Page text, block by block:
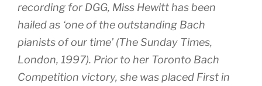
recording for DGG, Miss Hewitt has been
hailed as ‘one of the outstanding Bach
pianists of our time’ (The Sunday Times,
London, 1997). Prior to her Toronto Bach
Competition victory, she was placed First in